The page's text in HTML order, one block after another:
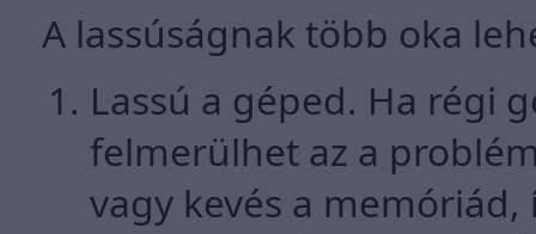
A lassúságnak több oka
Lassú a géped. Ha régi
felmerülhet az a
vagy kevés a